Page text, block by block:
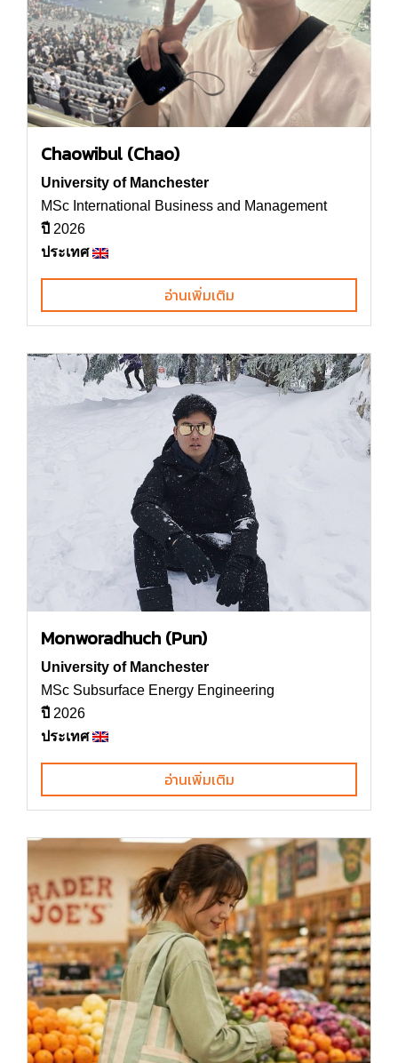
Chaowibul (Chao)
University of Manchester
MSc International Business and Management
ปี 2026
ประเทศ
อ่านเพิ่มเติม
Monworadhuch (Pun)
University of Manchester
MSc Subsurface Energy Engineering
ปี 2026
ประเทศ
อ่านเพิ่มเติม